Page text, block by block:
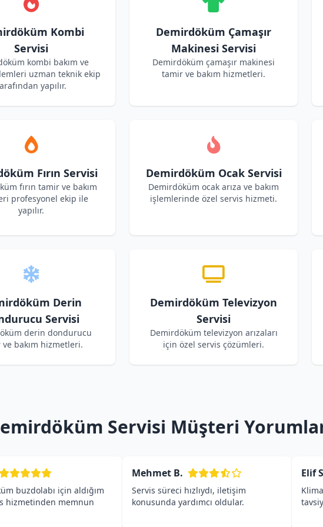
Kombi
Servisi
kombi bakım ve
uzman teknik ekip
yapılır.
Demirdöküm Çamaşır
Makinesi Servisi
Demirdöküm çamaşır makinesi
tamir ve bakım hizmetleri.
Fırın Servisi
fırın tamir ve bakım
profesyonel ekip ile
yapılır.
Demirdöküm Ocak Servisi
Demirdöküm ocak arıza ve bakım
işlemlerinde özel servis hizmeti.
Derin
Servisi
derin dondurucu
bakım hizmetleri.
Demirdöküm Televizyon
Servisi
Demirdöküm televizyon arızaları
için özel servis çözümleri.
Servisi Müşteri
buzdolabı için aldığım
hizmetinden memnun
Mehmet B.
Servis süreci hızlıydı, iletişim
konusunda yardımcı oldular.
Elif